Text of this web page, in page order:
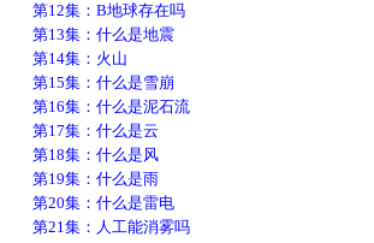
第12集：B地球存在吗
第13集：什么是地震
第14集：火山
第15集：什么是雪崩
第16集：什么是泥石流
第17集：什么是云
第18集：什么是风
第19集：什么是雨
第20集：什么是雷电
第21集：人工能消雾吗